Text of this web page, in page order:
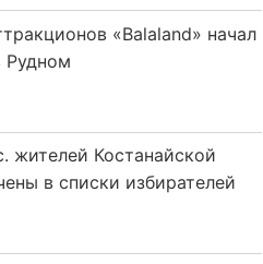
«Balaland» начал
Рудном
жителей Костанайской
в списки избирателей